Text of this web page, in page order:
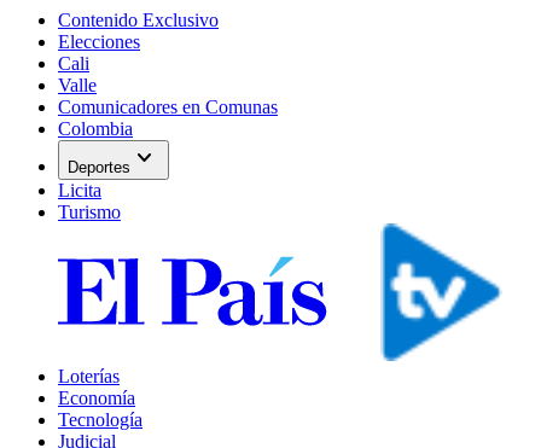
Contenido Exclusivo
Elecciones
Cali
Valle
Comunicadores en Comunas
Colombia
Deportes expand_more
Licita
Turismo
Loterías
Economía
Tecnología
Judicial